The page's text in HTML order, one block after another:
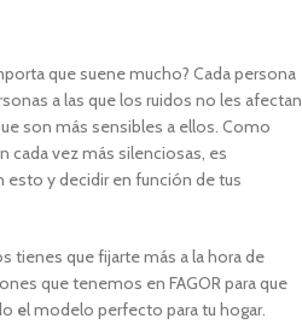
que suene mucho? Cada persona
a las que los ruidos no les afectan
son más sensibles a ellos. Como
cada vez más silenciosas, es
esto y decidir en función de tus
tienes que fijarte más a la hora de
que tenemos en FAGOR para que
el modelo perfecto para tu hogar.